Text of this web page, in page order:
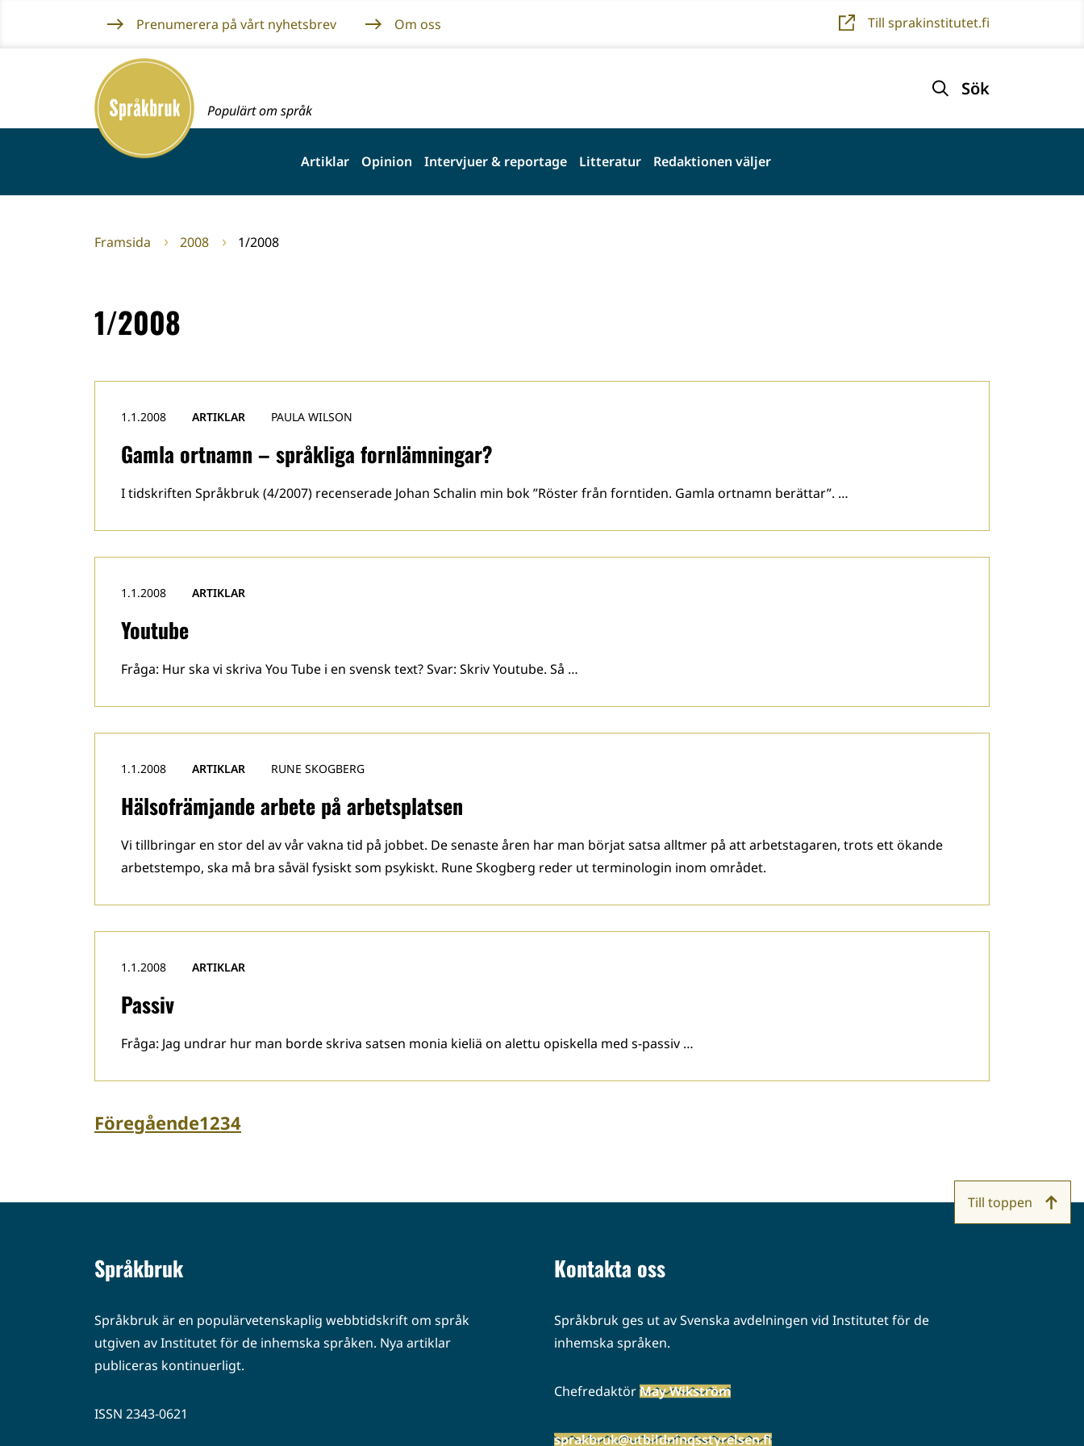
innehållet
Prenumerera på vårt nyhetsbrev Om oss Till sprakinstitutet.fi
Framsida
Populärt om språk
Sök
Artiklar Opinion Intervjuer & reportage Litteratur Redaktionen väljer
Framsida 2008 1/2008
1/2008
Gamla ortnamn – språkliga fornlämningar?
1.1.2008 ARTIKLAR PAULA WILSON
I tidskriften Språkbruk (4/2007) recenserade Johan Schalin min bok ”Röster från forntiden. Gamla ortnamn berättar”. …
Youtube
1.1.2008 ARTIKLAR
Fråga: Hur ska vi skriva You Tube i en svensk text? Svar: Skriv Youtube. Så …
Hälsofrämjande arbete på arbetsplatsen
1.1.2008 ARTIKLAR RUNE SKOGBERG
Vi tillbringar en stor del av vår vakna tid på jobbet. De senaste åren har man börjat satsa alltmer på att arbetstagaren, trots ett ökande
arbetstempo, ska må bra såväl fysiskt som psykiskt. Rune Skogberg reder ut terminologin inom området.
Passiv
1.1.2008 ARTIKLAR
Fråga: Jag undrar hur man borde skriva satsen monia kieliä on alettu opiskella med s-passiv …
Föregående1234
Språkbruk
Språkbruk är en populärvetenskaplig webbtidskrift om språk
utgiven av Institutet för de inhemska språken. Nya artiklar
publiceras kontinuerligt.
ISSN 2343-0621
Kontakta oss
Språkbruk ges ut av Svenska avdelningen vid Institutet för de
inhemska språken.
ChefredaktörMay Wikström
sprakbruk@utbildningsstyrelsen.fi
Till toppen